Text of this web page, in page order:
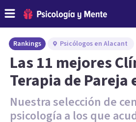
Rankings Psicólogos en Alacant
Las 11 mejores
Terapia de Pareja
Nuestra selección de
psicología a los que